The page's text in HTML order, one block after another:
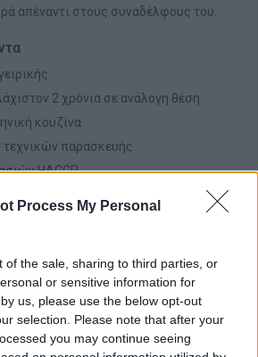
Process My Personal
of the sale, sharing to third parties, or
or sensitive information for
us, please use the below opt-out
selection. Please note that after your
you may continue seeing
απέναντι στους συναδέλφους του.
2 χρόνια σε ανάλογη θέση.
κουζίνα.
παρασκευής.
HACCP.
και αποδοτικότητα σε συνθήκες
και συνεργασίας.